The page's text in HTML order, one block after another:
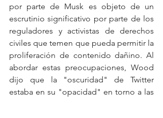
por parte de Musk es objeto de un
escrutinio significativo por parte de los
reguladores y activistas de derechos
civiles que temen que pueda permitir la
proliferación de contenido dañino. Al
abordar estas preocupaciones, Wood
dijo que la "oscuridad" de Twitter
estaba en su "opacidad" en torno a las